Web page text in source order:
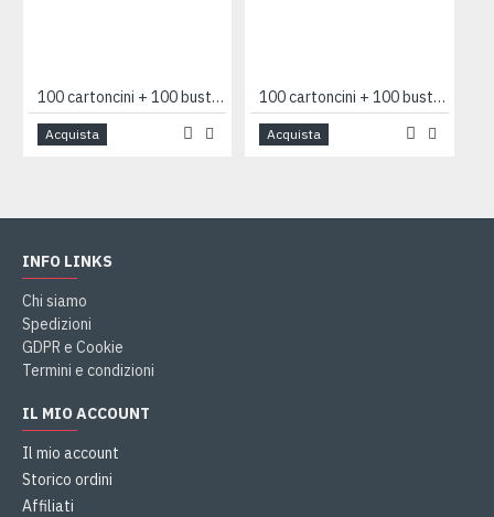
100 cartoncini + 100 buste 7x11 AZZURRO
Acquista
100 cartoncini + 100 buste 7x11 bianco F4
Acquista
INFO LINKS
Chi siamo
Spedizioni
GDPR e Cookie
Termini e condizioni
IL MIO ACCOUNT
Il mio account
Storico ordini
Affiliati